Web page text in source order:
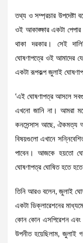
তথ্য ও সম্প্রচার উপদেষ্টা
ওই আকাঙ্ক্ষার একটা
থাকা দরকার। সেই
ঘোষণাপত্রে ওই আমাদের যে
একটা রূপকল্প জুলাই
‘এই ঘোষণাপত্র আসলে
এখনো জানি না। আমরা
কনসেন্সাস আছে, ঐকমত্য
বিষয়গুলো এখানে
পাবেন। আজকে হয়তো
ঘোষণাপত্র ঘোষিত হতে হতে
তিনি আরও বলেন, জুলাই
একটা ডিক্লারেশনের
কোন কোন এসপিরেশন এবং
উপনীত হয়েছিলাম, জুলাই